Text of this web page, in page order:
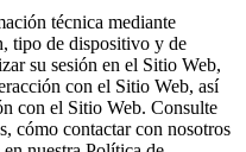
técnica mediante
tipo de dispositivo y de
su sesión en el Sitio Web,
con el Sitio Web, así
con el Sitio Web. Consulte
cómo contactar con nosotros